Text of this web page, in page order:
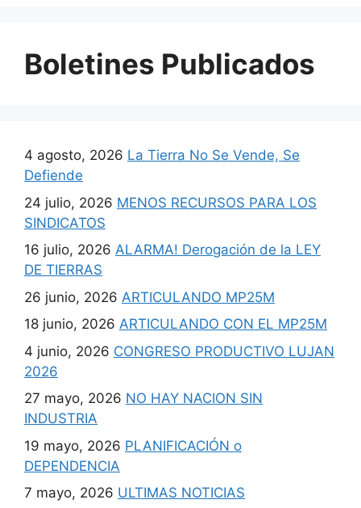
Boletines Publicados
4 agosto, 2026 La Tierra No Se Vende, Se
Defiende
24 julio, 2026 MENOS RECURSOS PARA LOS
SINDICATOS
16 julio, 2026 ALARMA! Derogación de la LEY
DE TIERRAS
26 junio, 2026 ARTICULANDO MP25M
18 junio, 2026 ARTICULANDO CON EL MP25M
4 junio, 2026 CONGRESO PRODUCTIVO LUJAN
2026
27 mayo, 2026 NO HAY NACION SIN
INDUSTRIA
19 mayo, 2026 PLANIFICACIÓN o
DEPENDENCIA
7 mayo, 2026 ULTIMAS NOTICIAS